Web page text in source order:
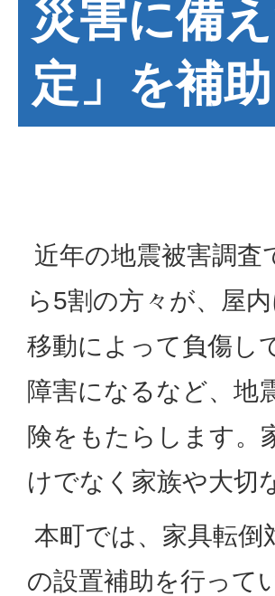
災害に備
定」を補
近年の地震被害調
ら5割の方々が、屋
移動によって負傷し
障害になるなど、地
険をもたらします。
けでなく家族や大切
本町では、家具転倒
の設置補助を行って